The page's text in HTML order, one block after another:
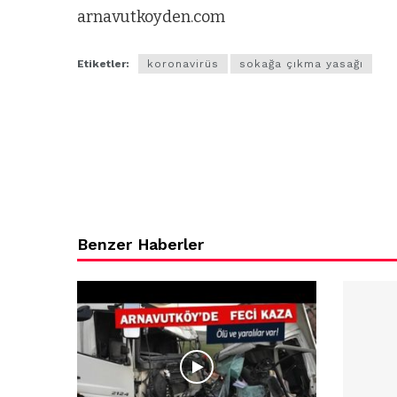
arnavutkoyden.com
Etiketler: koronavirüs sokağa çıkma yasağı
ARNAVUTKÖY
Arnavutköy’ün
Benzer Haberler